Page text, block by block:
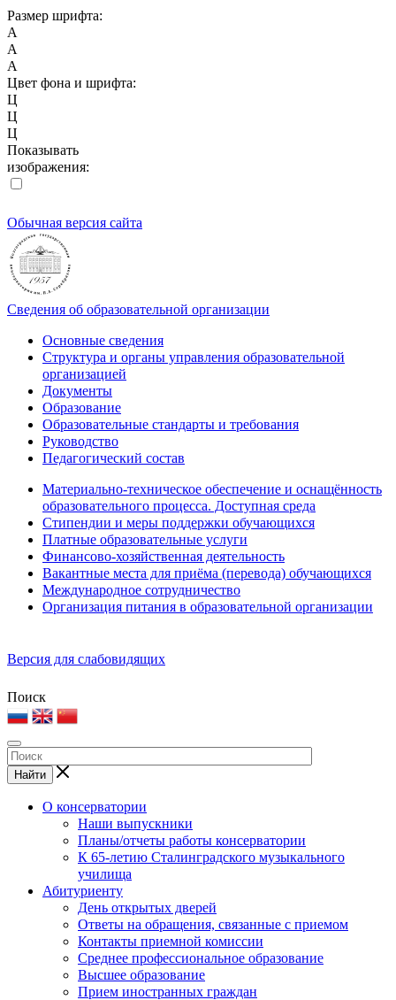
Размер шрифта:
A
A
A
Цвет фона и шрифта:
Ц
Ц
Ц
Показывать
изображения:
Обычная версия сайта
Сведения об образовательной организации
Основные сведения
Структура и органы управления образовательной
организацией
Документы
Образование
Образовательные стандарты и требования
Руководство
Педагогический состав
Материально-техническое обеспечение и оснащённость
образовательного процесса. Доступная среда
Стипендии и меры поддержки обучающихся
Платные образовательные услуги
Финансово-хозяйственная деятельность
Вакантные места для приёма (перевода) обучающихся
Международное сотрудничество
Организация питания в образовательной организации
Версия для слабовидящих
Поиск
Найти
О консерватории
Наши выпускники
Планы/отчеты работы консерватории
К 65-летию Сталинградского музыкального
училища
Абитуриенту
День открытых дверей
Ответы на обращения, связанные с приемом
Контакты приемной комиссии
Среднее профессиональное образование
Высшее образование
Прием иностранных граждан